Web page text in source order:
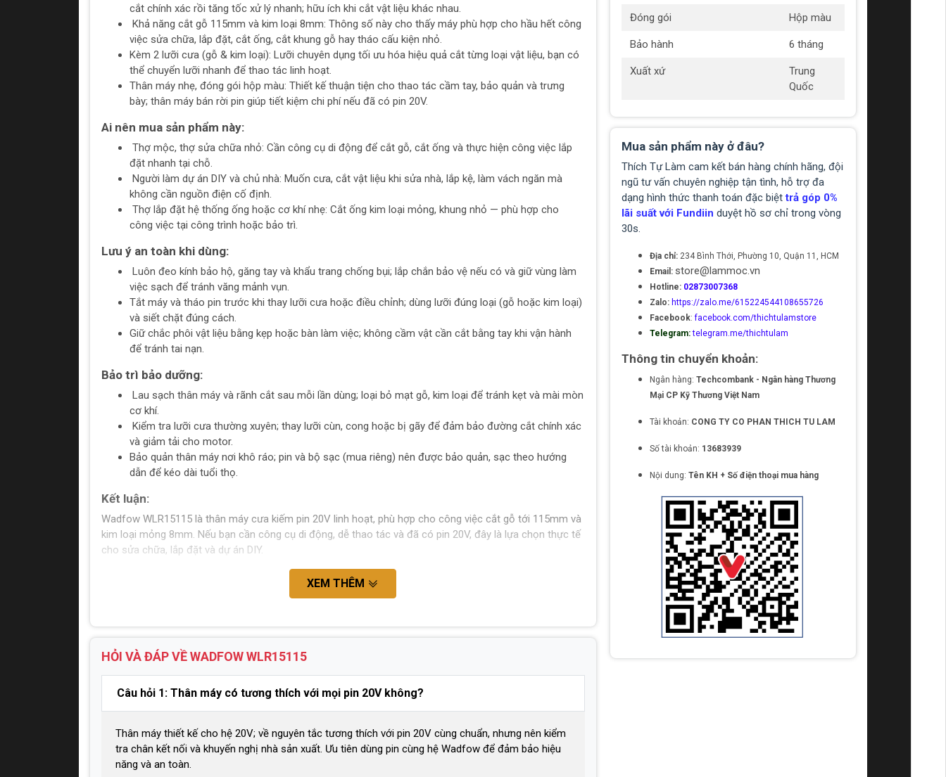
cắt chính xác rồi tăng tốc xử lý nhanh; hữu ích khi cắt vật liệu khác nhau.
Khả năng cắt gỗ 115mm và kim loại 8mm: Thông số này cho thấy máy phù hợp cho hầu hết công
việc sửa chữa, lắp đặt, cắt ống, cắt khung gỗ hay tháo cấu kiện nhỏ.
Kèm 2 lưỡi cưa (gỗ & kim loại): Lưỡi chuyên dụng tối ưu hóa hiệu quả cắt từng loại vật liệu, bạn có
thể chuyển lưỡi nhanh để thao tác linh hoạt.
Thân máy nhẹ, đóng gói hộp màu: Thiết kế thuận tiện cho thao tác cầm tay, bảo quản và trưng
bày; thân máy bán rời pin giúp tiết kiệm chi phí nếu đã có pin 20V.
Ai nên mua sản phẩm này:
Thợ mộc, thợ sửa chữa nhỏ: Cần công cụ di động để cắt gỗ, cắt ống và thực hiện công việc lắp
đặt nhanh tại chỗ.
Người làm dự án DIY và chủ nhà: Muốn cưa, cắt vật liệu khi sửa nhà, lắp kệ, làm vách ngăn mà
không cần nguồn điện cố định.
Thợ lắp đặt hệ thống ống hoặc cơ khí nhẹ: Cắt ống kim loại mỏng, khung nhỏ — phù hợp cho
công việc tại công trình hoặc bảo trì.
Lưu ý an toàn khi dùng:
Luôn đeo kính bảo hộ, găng tay và khẩu trang chống bụi; lắp chắn bảo vệ nếu có và giữ vùng làm
việc sạch để tránh văng mảnh vụn.
Tắt máy và tháo pin trước khi thay lưỡi cưa hoặc điều chỉnh; dùng lưỡi đúng loại (gỗ hoặc kim loại)
và siết chặt đúng cách.
Giữ chắc phôi vật liệu bằng kẹp hoặc bàn làm việc; không cầm vật cần cắt bằng tay khi vận hành
để tránh tai nạn.
Bảo trì bảo dưỡng:
Lau sạch thân máy và rãnh cắt sau mỗi lần dùng; loại bỏ mạt gỗ, kim loại để tránh kẹt và mài mòn
cơ khí.
Kiểm tra lưỡi cưa thường xuyên; thay lưỡi cùn, cong hoặc bị gãy để đảm bảo đường cắt chính xác
và giảm tải cho motor.
Bảo quản thân máy nơi khô ráo; pin và bộ sạc (mua riêng) nên được bảo quản, sạc theo hướng
dẫn để kéo dài tuổi thọ.
Kết luận:
Wadfow WLR15115 là thân máy cưa kiếm pin 20V linh hoạt, phù hợp cho công việc cắt gỗ tới 115mm và
kim loại mỏng 8mm. Nếu bạn cần công cụ di động, dễ thao tác và đã có pin 20V, đây là lựa chọn thực tế
cho sửa chữa, lắp đặt và dự án DIY.
XEM THÊM
HỎI VÀ ĐÁP VỀ WADFOWWLR15115
Câu hỏi 1: Thân máy có tương thích với mọi pin 20V không?
Thân máy thiết kế cho hệ 20V; về nguyên tắc tương thích với pin 20V cùng chuẩn, nhưng nên kiểm
tra chân kết nối và khuyến nghị nhà sản xuất. Ưu tiên dùng pin cùng hệ Wadfow để đảm bảo hiệu
năng và an toàn.
Đóng gói Hộp màu
Bảo hành 6 tháng
Xuất xứ
Trung
Quốc
Mua sản phẩm này ở đâu?
Thích Tự Làm cam kết bán hàng chính hãng, đội
ngũ tư vấn chuyên nghiệp tận tình, hỗ trợ đa
dạng hình thức thanh toán đặc biệttrả góp 0%
lãi suất với Fundiin duyệt hồ sơ chỉ trong vòng
30s.
Địa chỉ: 234 Bình Thới, Phường 10, Quận 11, HCM
Email: store@lammoc.vn
Hotline: 02873007368
Zalo: https://zalo.me/615224544108655726
Facebook:facebook.com/thichtulamstore
Telegram: telegram.me/thichtulam
Thông tin chuyển khoản:
Ngân hàng: Techcombank - Ngân hàng Thương
Mại CP Kỹ Thương Việt Nam
Tài khoản: CONG TY CO PHAN THICH TU LAM
Số tài khoản: 13683939
Nội dung: Tên KH + Số điện thoại mua hàng